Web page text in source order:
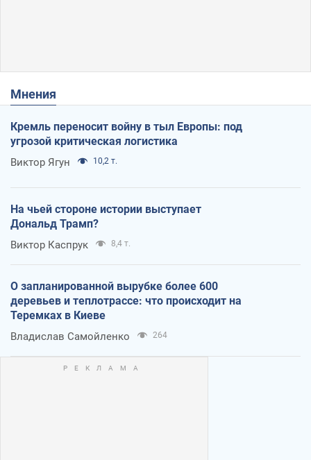
Мнения
Кремль переносит войну в тыл Европы: под
угрозой критическая логистика
Виктор Ягун 10,2 т.
На чьей стороне истории выступает
Дональд Трамп?
Виктор Каспрук 8,4 т.
О запланированной вырубке более 600
деревьев и теплотрассе: что происходит на
Теремках в Киеве
Владислав Самойленко 264